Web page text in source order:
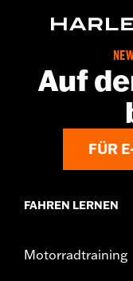
Herkunft:Importiert
Dimension
ABSATZHÖHE: 2,5 cm
Auf
FÜR
FAHREN LERNEN
Motorradtraining